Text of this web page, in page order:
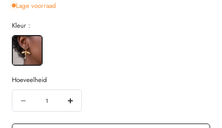
Lage voorraad
Kleur :
Hoeveelheid
verminderen
Verhoog
de